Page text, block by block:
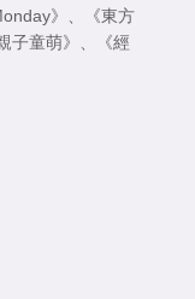
》
《東方
子童萌》
《經